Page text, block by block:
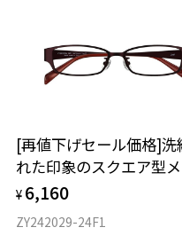
お気に入
[再値下げセール価格]洗
れた印象のスクエア型
¥ 6,160
ZY242029-24F1